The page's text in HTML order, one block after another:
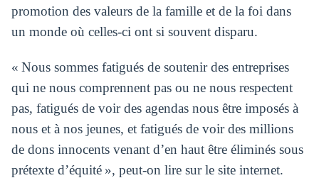
promotion des valeurs de la famille et de la foi dans
un monde où celles-ci ont si souvent disparu.
« Nous sommes fatigués de soutenir des entreprises
qui ne nous comprennent pas ou ne nous respectent
pas, fatigués de voir des agendas nous être imposés à
nous et à nos jeunes, et fatigués de voir des millions
de dons innocents venant d’en haut être éliminés sous
prétexte d’équité », peut-on lire sur le site internet.